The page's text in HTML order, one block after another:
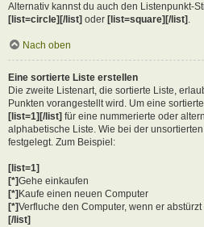
Alternativ kannst du auch den Listenpunkt-
[list=circle][/list] oder [list=square][/list] .
Nach oben
Eine sortierte Liste erstellen
Die zweite Listenart, die sortierte Liste,
Punkten vorangestellt wird. Um eine
[list=1][/list] für eine nummerierte oder
alphabetische Liste. Wie bei der
festgelegt. Zum Beispiel:
[list=1]
[*]Gehe einkaufen
[*] Kaufe einen neuen Computer
[*]Verfluche den Computer, wenn er abstürzt
[/list]